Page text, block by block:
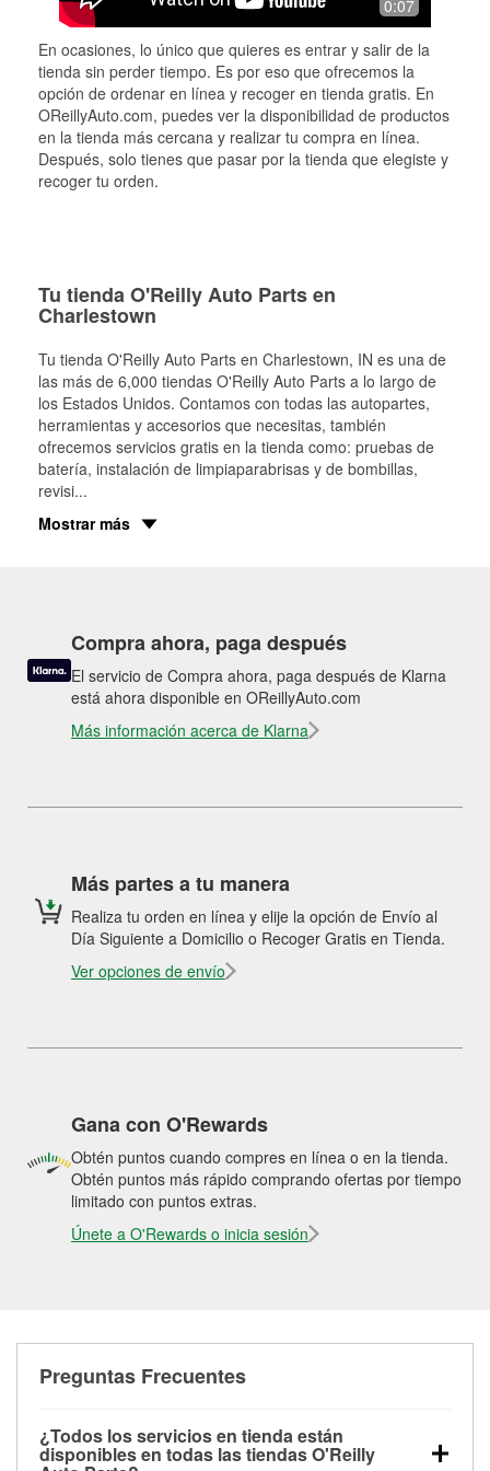
0:07
En ocasiones, lo único que quieres es entrar y salir de la
tienda sin perder tiempo. Es por eso que ofrecemos la
opción de ordenar en línea y recoger en tienda gratis. En
OReillyAuto.com, puedes ver la disponibilidad de productos
en la tienda más cercana y realizar tu compra en línea.
Después, solo tienes que pasar por la tienda que elegiste y
recoger tu orden.
Tu tienda O'Reilly Auto Parts en
Charlestown
Tu tienda O'Reilly Auto Parts en Charlestown, IN es una de
las más de 6,000 tiendas O'Reilly Auto Parts a lo largo de
los Estados Unidos. Contamos con todas las autopartes,
herramientas y accesorios que necesitas, también
ofrecemos servicios gratis en la tienda como: pruebas de
batería, instalación de limpiaparabrisas y de bombillas,
revisi...
Mostrar más
Compra ahora, paga después
El servicio de Compra ahora, paga después de Klarna
está ahora disponible en OReillyAuto.com
Más información acerca de Klarna
Más partes a tu manera
Realiza tu orden en línea y elije la opción de Envío al
Día Siguiente a Domicilio o Recoger Gratis en Tienda.
Ver opciones de envío
Gana con O'Rewards
Obtén puntos cuando compres en línea o en la tienda.
Obtén puntos más rápido comprando ofertas por tiempo
limitado con puntos extras.
Únete a O'Rewards o inicia sesión
Preguntas Frecuentes
¿Todos los servicios en tienda están
disponibles en todas las tiendas O'Reilly